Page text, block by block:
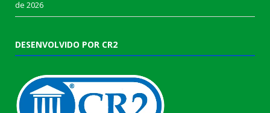
de 2026
DESENVOLVIDO POR CR2